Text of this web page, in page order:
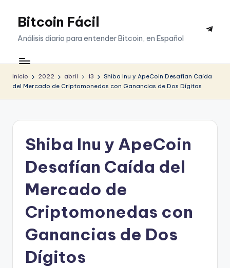
SaltarBitcoin Fácil
Análisis diario para entender Bitcoin, en Español
Inicio 2022 abril 13
Shiba Inu y ApeCoin Desafían Caída
del Mercado de Criptomonedas con Ganancias de Dos Dígitos
Shiba Inu y ApeCoin
Desafían Caída del
Mercado de
Criptomonedas con
Ganancias de Dos
Dígitos